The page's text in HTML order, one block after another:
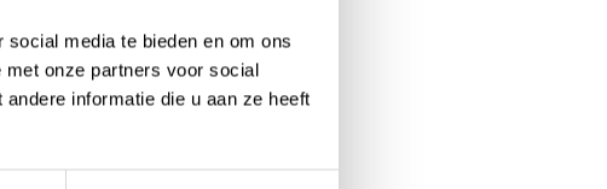
media te bieden en om ons
onze partners voor social
informatie die u aan ze heeft
transparante, efficiënte werking.